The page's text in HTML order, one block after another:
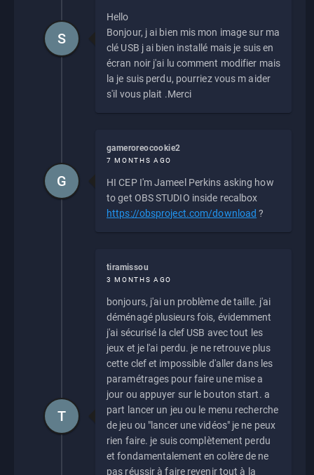
Hello
Bonjour, j ai bien mis mon image sur ma
clé USB j ai bien installé mais je suis en
écran noir j'ai lu comment modifier mais
la je suis perdu, pourriez vous m aider
s'il vous plait .Merci
S
gameroreocookie2
7 MONTHS AGO
HI CEP I'm Jameel Perkins asking how
to get OBS STUDIO inside recalbox
https://obsproject.com/download ?
G
tiramissou
3 MONTHS AGO
bonjours, j'ai un problème de taille. j'ai
déménagé plusieurs fois, évidemment
j'ai sécurisé la clef USB avec tout les
jeux et je l'ai perdu. je ne retrouve plus
cette clef et impossible d'aller dans les
paramétrages pour faire une mise a
jour ou appuyer sur le bouton start. a
part lancer un jeu ou le menu recherche
de jeu ou "lancer une vidéos" je ne peux
rien faire. je suis complètement perdu
et fondamentalement en colère de ne
pas réussir à faire revenir tout à la
T